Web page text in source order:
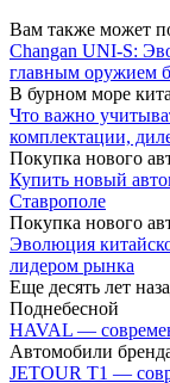
Вам также может
Changan UNI-S:
главным оружием
В бурном море
Что важно
комплектации,
Покупка нового
Купить новый
Ставрополе
Покупка нового
Эволюция
лидером рынка
Еще десять лет
Поднебесной
HAVAL —
Автомобили
JETOUR T1 —